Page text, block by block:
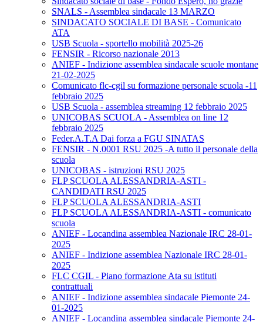
SNALS - Assemblea sindacale 13 MARZO
SINDACATO SOCIALE DI BASE - Comunicato
ATA
USB Scuola - sportello mobilità 2025-26
FENSIR - Ricorso nazionale 2013
ANIEF - Indizione assemblea sindacale scuole montane
21-02-2025
Comunicato flc-cgil su formazione personale scuola -11
febbraio 2025
USB Scuola - assemblea streaming 12 febbraio 2025
UNICOBAS SCUOLA - Assemblea on line 12
febbraio 2025
Feder.A.T.A Dai forza a FGU SINATAS
FENSIR - N.0001 RSU 2025 -A tutto il personale della
scuola
UNICOBAS - istruzioni RSU 2025
FLP SCUOLA ALESSANDRIA-ASTI -
CANDIDATI RSU 2025
FLP SCUOLA ALESSANDRIA-ASTI
FLP SCUOLA ALESSANDRIA-ASTI - comunicato
scuola
ANIEF - Locandina assemblea Nazionale IRC 28-01-
2025
ANIEF - Indizione assemblea Nazionale IRC 28-01-
2025
FLC CGIL - Piano formazione Ata su istituti
contrattuali
ANIEF - Indizione assemblea sindacale Piemonte 24-
01-2025
ANIEF - Locandina assemblea sindacale Piemonte 24-